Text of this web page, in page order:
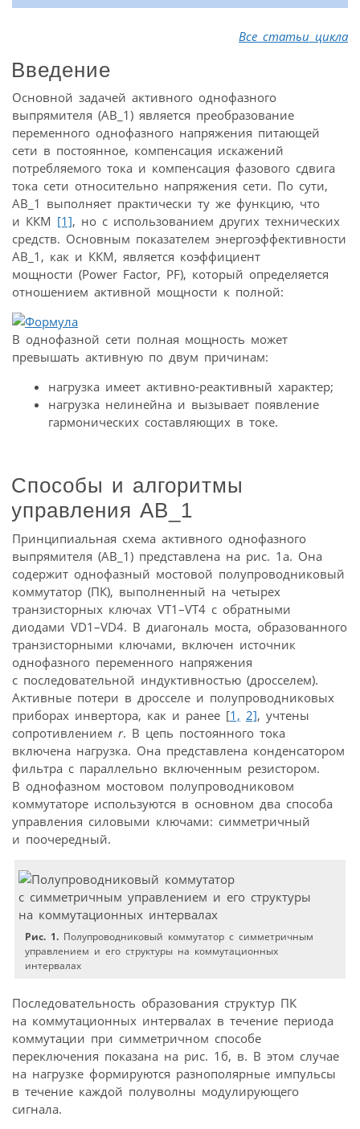
Все статьи цикла
Введение
Основной задачей активного однофазного
выпрямителя (АВ_1) является преобразование
переменного однофазного напряжения питающей
сети в постоянное, компенсация искажений
потребляемого тока и компенсация фазового сдвига
тока сети относительно напряжения сети. По сути,
АВ_1 выполняет практически ту же функцию, что
и ККМ [1], но с использованием других технических
средств. Основным показателем энергоэффективности
АВ_1, как и ККМ, является коэффициент
мощности (Power Factor, PF), который определяется
отношением активной мощности к полной:
В однофазной сети полная мощность может
превышать активную по двум причинам:
нагрузка имеет активно-реактивный характер;
нагрузка нелинейна и вызывает появление
гармонических составляющих в токе.
Способы и алгоритмы
управления АВ_1
Принципиальная схема активного однофазного
выпрямителя (АВ_1) представлена на рис. 1а. Она
содержит однофазный мостовой полупроводниковый
коммутатор (ПК), выполненный на четырех
транзисторных ключах VT1–VT4 с обратными
диодами VD1–VD4. В диагональ моста, образованного
транзисторными ключами, включен источник
однофазного переменного напряжения
с последовательной индуктивностью (дросселем).
Активные потери в дросселе и полупроводниковых
приборах инвертора, как и ранее [1, 2], учтены
сопротивлением r. В цепь постоянного тока
включена нагрузка. Она представлена конденсатором
фильтра с параллельно включенным резистором.
В однофазном мостовом полупроводниковом
коммутаторе используются в основном два способа
управления силовыми ключами: симметричный
и поочередный.
Рис. 1. Полупроводниковый коммутатор с симметричным
управлением и его структуры на коммутационных
интервалах
Последовательность образования структур ПК
на коммутационных интервалах в течение периода
коммутации при симметричном способе
переключения показана на рис. 1б, в. В этом случае
на нагрузке формируются разнополярные импульсы
в течение каждой полуволны модулирующего
сигнала.